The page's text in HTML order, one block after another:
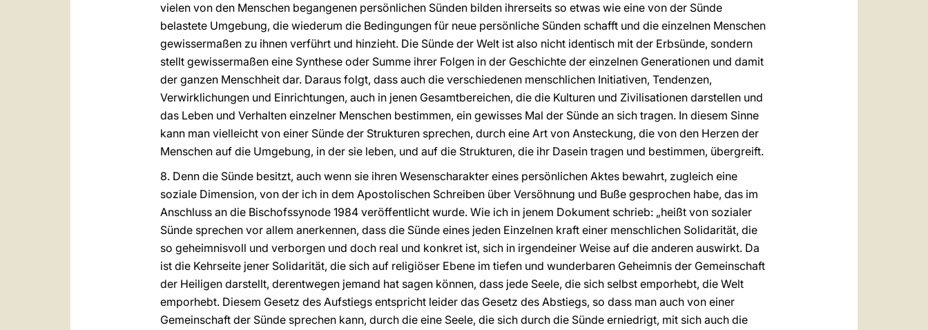
vielen von den Menschen begangenen persönlichen Sünden bilden ihrerseits so etwas wie eine von der Sünde
belastete Umgebung, die wiederum die Bedingungen für neue persönliche Sünden schafft und die einzelnen Menschen
gewissermaßen zu ihnen verführt und hinzieht. Die Sünde der Welt ist also nicht identisch mit der Erbsünde, sondern
stellt gewissermaßen eine Synthese oder Summe ihrer Folgen in der Geschichte der einzelnen Generationen und damit
der ganzen Menschheit dar. Daraus folgt, dass auch die verschiedenen menschlichen Initiativen, Tendenzen,
Verwirklichungen und Einrichtungen, auch in jenen Gesamtbereichen, die die Kulturen und Zivilisationen darstellen und
das Leben und Verhalten einzelner Menschen bestimmen, ein gewisses Mal der Sünde an sich tragen. In diesem Sinne
kann man vielleicht von einer Sünde der Strukturen sprechen, durch eine Art von Ansteckung, die von den Herzen der
Menschen auf die Umgebung, in der sie leben, und auf die Strukturen, die ihr Dasein tragen und bestimmen, übergreift.
8. Denn die Sünde besitzt, auch wenn sie ihren Wesenscharakter eines persönlichen Aktes bewahrt, zugleich eine
soziale Dimension, von der ich in dem Apostolischen Schreiben über Versöhnung und Buße gesprochen habe, das im
Anschluss an die Bischofssynode 1984 veröffentlicht wurde. Wie ich in jenem Dokument schrieb: „heißt von sozialer
Sünde sprechen vor allem anerkennen, dass die Sünde eines jeden Einzelnen kraft einer menschlichen Solidarität, die
so geheimnisvoll und verborgen und doch real und konkret ist, sich in irgendeiner Weise auf die anderen auswirkt. Da
ist die Kehrseite jener Solidarität, die sich auf religiöser Ebene im tiefen und wunderbaren Geheimnis der Gemeinschaft
der Heiligen darstellt, derentwegen jemand hat sagen können, dass jede Seele, die sich selbst emporhebt, die Welt
emporhebt. Diesem Gesetz des Aufstiegs entspricht leider das Gesetz des Abstiegs, so dass man auch von einer
Gemeinschaft der Sünde sprechen kann, durch die eine Seele, die sich durch die Sünde erniedrigt, mit sich auch die